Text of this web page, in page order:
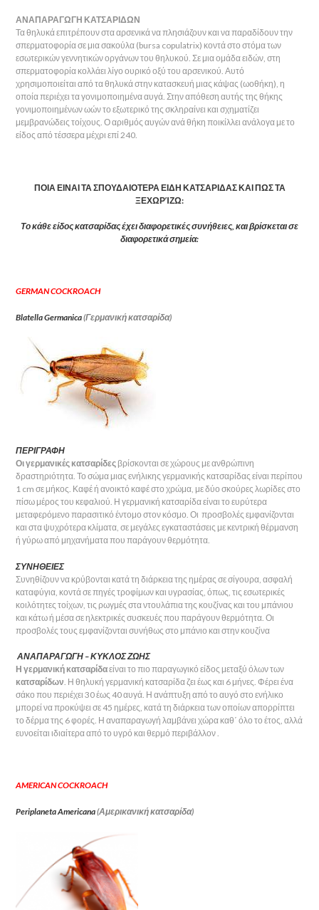
ΑΝΑΠΑΡΑΓΩΓΗ ΚΑΤΣΑΡΙΔΩΝ
Τα θηλυκά επιτρέπουν στα αρσενικά να πλησιάζουν και να παραδίδουν την
σπερματοφορία σε μια σακούλα (bursa copulatrix) κοντά στο στόμα των
εσωτερικών γεννητικών οργάνων του θηλυκού. Σε μια ομάδα ειδών, στη
σπερματοφορία κολλάει λίγο ουρικό οξύ του αρσενικού. Αυτό
χρησιμοποιείται από τα θηλυκά στην κατασκευή μιας κάψας (ωοθήκη), η
οποία περιέχει τα γονιμοποιημένα αυγά. Στην απόθεση αυτής της θήκης
γονιμοποιημένων ωών το εξωτερικό της σκληραίνει και σχηματίζει
μεμβρανώδεις τοίχους. Ο αριθμός αυγών ανά θήκη ποικίλλει ανάλογα με το
είδος από τέσσερα μέχρι επί 240.
ΠΟΙΑ ΕΙΝΑΙ ΤΑ ΣΠΟΥΔΑΙΟΤΕΡΑ ΕΙΔΗ ΚΑΤΣΑΡΙΔΑΣ ΚΑΙ ΠΩΣ ΤΑ
ΞΕΧΩΡΊΖΩ:
Το κάθε είδος κατσαρίδας έχει διαφορετικές συνήθειες, και βρίσκεται σε
διαφορετικά σημεία:
GERMAN COCKROACH
Blatella Germanica(Γερμανική κατσαρίδα)
ΠΕΡΙΓΡΑΦΗ
Οι γερμανικές κατσαρίδες βρίσκονται σε χώρους με ανθρώπινη
δραστηριότητα. Το σώμα μιας ενήλικης γερμανικής κατσαρίδας είναι περίπου
1 cm σε μήκος. Καφέ ή ανοικτό καφέ στο χρώμα, με δύο σκούρες λωρίδες στο
πίσω μέρος του κεφαλιού. Η γερμανική κατσαρίδα είναι το ευρύτερα
μεταφερόμενο παρασιτικό έντομο στον κόσμο. Οι προσβολές εμφανίζονται
και στα ψυχρότερα κλίματα, σε μεγάλες εγκαταστάσεις με κεντρική θέρμανση
ή γύρω από μηχανήματα που παράγουν θερμότητα.
ΣΥΝΗΘΕΙΕΣ
Συνηθίζουν να κρύβονται κατά τη διάρκεια της ημέρας σε σίγουρα, ασφαλή
καταφύγια, κοντά σε πηγές τροφίμων και υγρασίας, όπως, τις εσωτερικές
κοιλότητες τοίχων, τις ρωγμές στα ντουλάπια της κουζίνας και του μπάνιου
και κάτω ή μέσα σε ηλεκτρικές συσκευές που παράγουν θερμότητα. Οι
προσβολές τους εμφανίζονται συνήθως στο μπάνιο και στην κουζίνα
ΑΝΑΠΑΡΑΓΩΓΗ – ΚΥΚΛΟΣ ΖΩΗΣ
Η γερμανική κατσαρίδαείναι το πιο παραγωγικό είδος μεταξύ όλων των
κατσαρίδων. Η θηλυκή γερμανική κατσαρίδα ζει έως και 6 μήνες. Φέρει ένα
σάκο που περιέχει 30 έως 40 αυγά. Η ανάπτυξη από το αυγό στο ενήλικο
μπορεί να προκύψει σε 45 ημέρες, κατά τη διάρκεια των οποίων απορρίπτει
το δέρμα της 6 φορές. Η αναπαραγωγή λαμβάνει χώρα καθ΄ όλο το έτος, αλλά
ευνοείται ιδιαίτερα από το υγρό και θερμό περιβάλλον .
AMERICAN COCKROACH
Periplaneta Americana(Αμερικανική κατσαρίδα)